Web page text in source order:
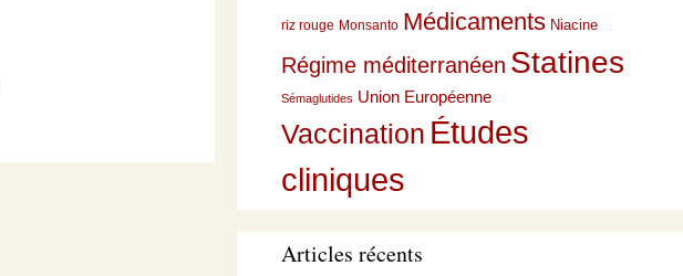
riz rouge Monsanto Médicaments Niacine
Régime méditerranéen Statines
Sémaglutides Union Européenne
Vaccination Études
cliniques
Articles récents